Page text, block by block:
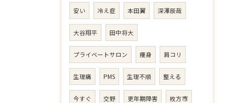
安い 冷え症 本田翼 深澤辰哉
大谷翔平 田中将大
プライベートサロン 痩身 肩コリ
生理痛 PMS 生理不順 整える
今すぐ 交野 更年期障害 枚方市